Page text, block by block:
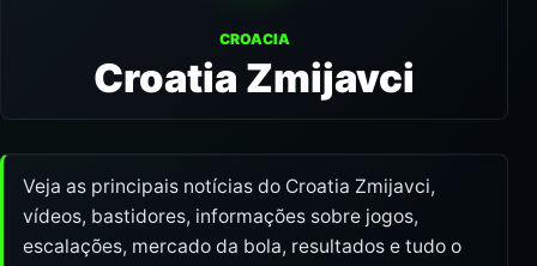
CROACIA
Croatia Zmijavci
Veja as principais notícias do Croatia Zmijavci,
vídeos, bastidores, informações sobre jogos,
escalações, mercado da bola, resultados e tudo o